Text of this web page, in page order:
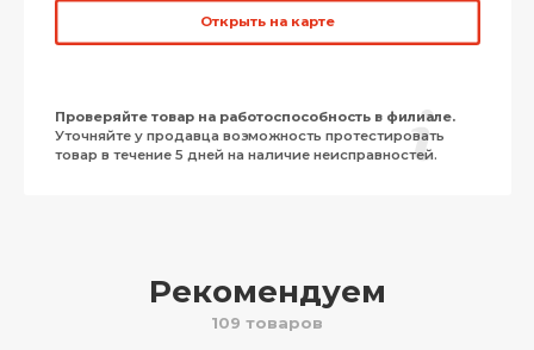
Открыть на карте
Проверяйте товар на работоспособность в филиале.
Уточняйте у продавца возможность протестировать
товар в течение 5 дней на наличие неисправностей.
Рекомендуем
109 товаров